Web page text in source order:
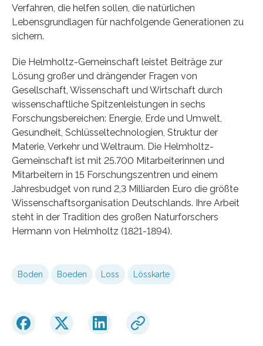
Verfahren, die helfen sollen, die natürlichen
Lebensgrundlagen für nachfolgende Generationen zu
sichern.
Die Helmholtz-Gemeinschaft leistet Beiträge zur
Lösung großer und drängender Fragen von
Gesellschaft, Wissenschaft und Wirtschaft durch
wissenschaftliche Spitzenleistungen in sechs
Forschungsbereichen: Energie, Erde und Umwelt,
Gesundheit, Schlüsseltechnologien, Struktur der
Materie, Verkehr und Weltraum. Die Helmholtz-
Gemeinschaft ist mit 25.700 Mitarbeiterinnen und
Mitarbeitern in 15 Forschungszentren und einem
Jahresbudget von rund 2,3 Milliarden Euro die größte
Wissenschaftsorganisation Deutschlands. Ihre Arbeit
steht in der Tradition des großen Naturforschers
Hermann von Helmholtz (1821-1894).
Boden Boeden Loss Lösskarte